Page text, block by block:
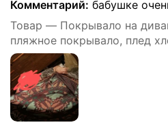
Комментарий: бабушке
Товар — Покрывало на
пляжное покрывало, плед
современное покрывало для
цвета Моранди, размер